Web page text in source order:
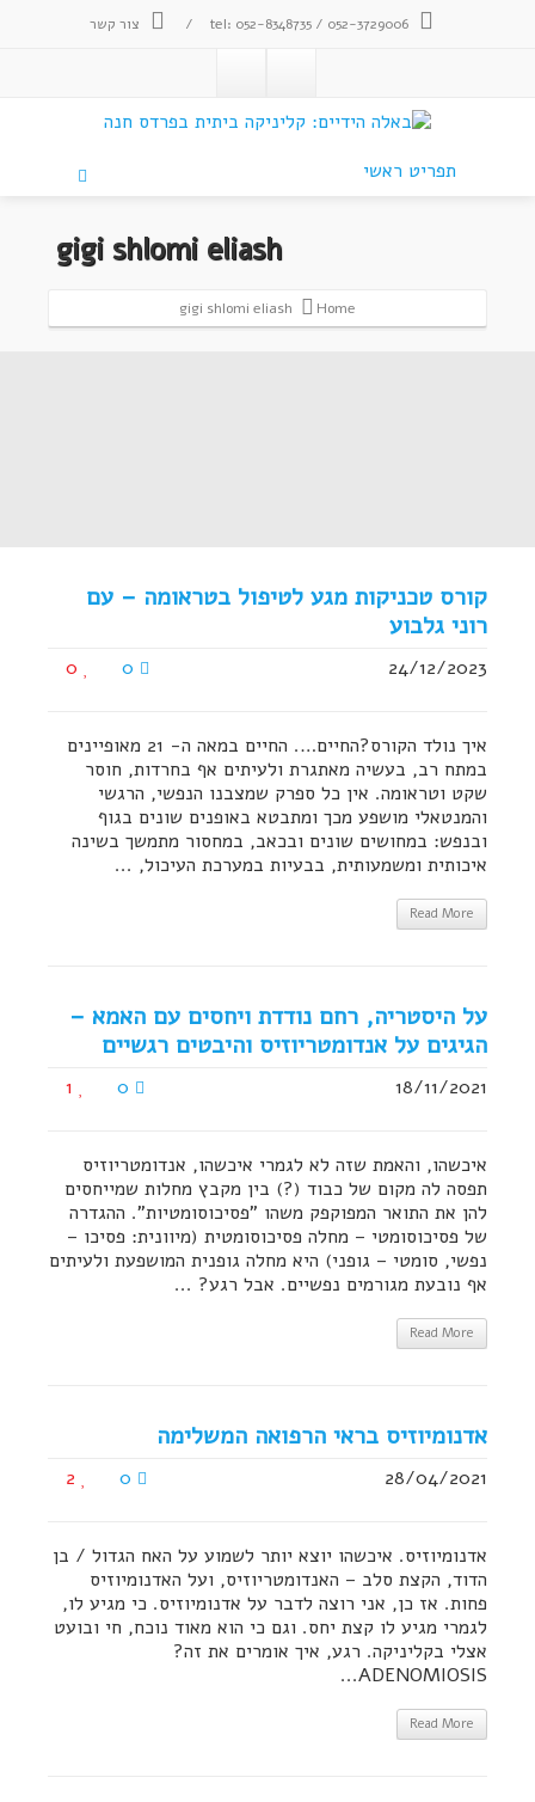
tel: 052-8348735 / 052-3729006
/ צור קשר
תפריט ראשי
gigi shlomi eliash
gigi shlomi eliash Home
קורס טכניקות מגע לטיפול בטראומה – עם
רוני גלבוע
24/12/2023
איך נולד הקורס?החיים…. החיים במאה ה- 21 מאופיינים
במתח רב, בעשיה מאתגרת ולעיתים אף בחרדות, חוסר
שקט וטראומה. אין כל ספרק שמצבנו הנפשי, הרגשי
והמנטאלי מושפע מכך ומתבטא באופנים שונים בגוף
ובנפש: במחושים שונים ובכאב, במחסור מתמשך בשינה
איכותית ומשמעותית, בבעיות במערכת העיכול, ...
Read More
על היסטריה, רחם נודדת ויחסים עם האמא –
הגיגים על אנדומטריוזיס והיבטים רגשיים
18/11/2021
איכשהו, והאמת שזה לא לגמרי איכשהו, אנדומטריוזיס
תפסה לה מקום של כבוד (?) בין מקבץ מחלות שמייחסים
להן את התואר המפוקפק משהו "פסיכוסומטיות". ההגדרה
של פסיכוסומטי – מחלה פסיכוסומטית (מיוונית: פסיכו –
נפשי, סומטי – גופני) היא מחלה גופנית המושפעת ולעיתים
אף נובעת מגורמים נפשיים. אבל רגע? ...
Read More
אדנומיוזיס בראי הרפואה המשלימה
28/04/2021
אדנומיוזיס. איכשהו יוצא יותר לשמוע על האח הגדול / בן
הדוד, הקצת סלב – האנדומטריוזיס, ועל האדנומיוזיס
פחות. אז כן, אני רוצה לדבר על אדנומיוזיס. כי מגיע לו,
לגמרי מגיע לו קצת יחס. וגם כי הוא מאוד נוכח, חי ובועט
אצלי בקליניקה. רגע, איך אומרים את זה?
ADENOMIOSIS...
Read More